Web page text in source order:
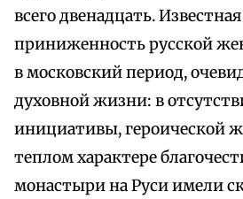
всего двенадцать.
приниженность русской
в московский период,
духовной жизни: в
инициативы, героической
теплом характере
монастыри на Руси имели